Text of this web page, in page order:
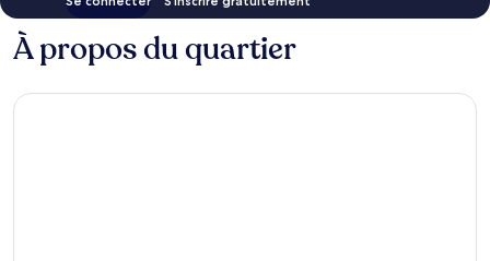
À propos du quartier